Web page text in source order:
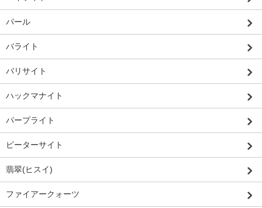
パール
バライト
バリサイト
ハックマナイト
パープライト
ピーターサイト
翡翠(ヒスイ)
ファイアークォーツ